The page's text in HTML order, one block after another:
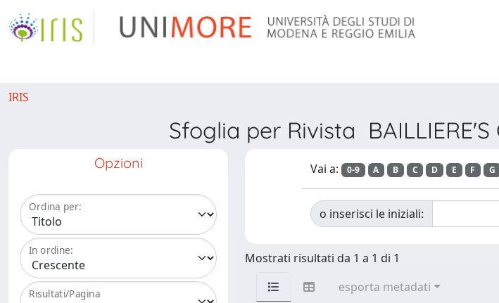
IRIS
Sfoglia per Rivista BAILLIERE'S
Opzioni
Ordina per:
In ordine:
Risultati/Pagina
Vai a: 0-9 A B C D E F G
o inserisci le iniziali:
Mostrati risultati da 1 a 1 di 1
esporta metadati